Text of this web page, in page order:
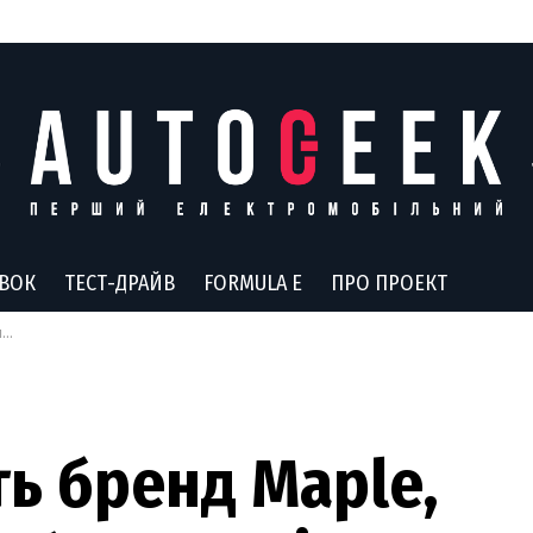
ТЕСТ-ДРАЙВ FORMULA E ПРО ПРОЕКТ
бренд Maple,